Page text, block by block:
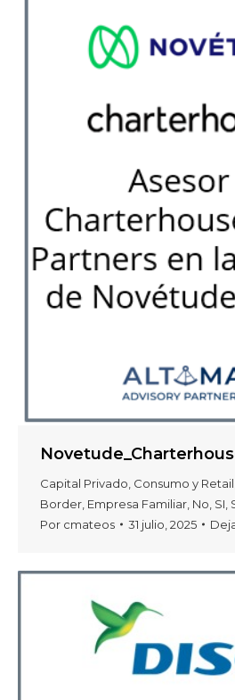
Capital Privado Consumo y Retail
Border Empresa Familiar No SI
Por cmateos 31 julio, 2025